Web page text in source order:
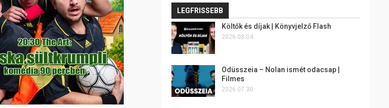
LEGFRISSEBB
Költők és díjak | Könyvjelző Flash
2026.08.04.
Odüsszeia – Nolan ismét odacsap |
Filmes
2026.07.30.